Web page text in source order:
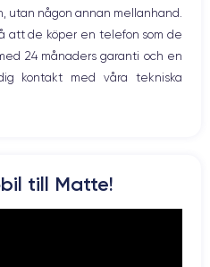
utan någon annan mellanhand.
att de köper en telefon som de
24 månaders garanti och en
kontakt med våra tekniska
till Matte!